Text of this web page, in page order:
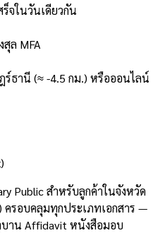
จในวันเดียวกัน
ล MFA
ร์ธานี (≈ -4.5 กม.) หรือออนไลน์
Public สำหรับลูกค้าในจังหวัด
รอบคลุมทุกประเภทเอกสาร —
บาน Affidavit หนังสือมอบ